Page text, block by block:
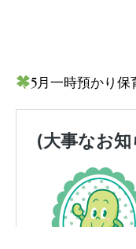
5月一時預かり保